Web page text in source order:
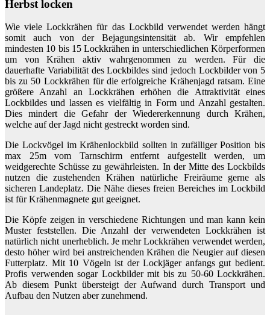
Herbst locken
Wie viele Lockkrähen für das Lockbild verwendet werden hängt
somit auch von der Bejagungsintensität ab. Wir empfehlen
mindesten 10 bis 15 Lockkrähen in unterschiedlichen Körperformen
um von Krähen aktiv wahrgenommen zu werden. Für die
dauerhafte Variabilität des Lockbildes sind jedoch Lockbilder von 5
bis zu 50 Lockkrähen für die erfolgreiche Krähenjagd ratsam. Eine
größere Anzahl an Lockkrähen erhöhen die Attraktivität eines
Lockbildes und lassen es vielfältig in Form und Anzahl gestalten.
Dies mindert die Gefahr der Wiedererkennung durch Krähen,
welche auf der Jagd nicht gestreckt worden sind.
Die Lockvögel im Krähenlockbild sollten in zufälliger Position bis
max 25m vom Tarnschirm entfernt aufgestellt werden, um
weidgerechte Schüsse zu gewährleisten. In der Mitte des Lockbilds
nutzen die zustehenden Krähen natürliche Freiräume gerne als
sicheren Landeplatz. Die Nähe dieses freien Bereiches im Lockbild
ist für Krähenmagnete gut geeignet.
Die Köpfe zeigen in verschiedene Richtungen und man kann kein
Muster feststellen. Die Anzahl der verwendeten Lockkrähen ist
natürlich nicht unerheblich. Je mehr Lockkrähen verwendet werden,
desto höher wird bei anstreichenden Krähen die Neugier auf diesen
Futterplatz. Mit 10 Vögeln ist der Lockjäger anfangs gut bedient.
Profis verwenden sogar Lockbilder mit bis zu 50-60 Lockkrähen.
Ab diesem Punkt übersteigt der Aufwand durch Transport und
Aufbau den Nutzen aber zunehmend.